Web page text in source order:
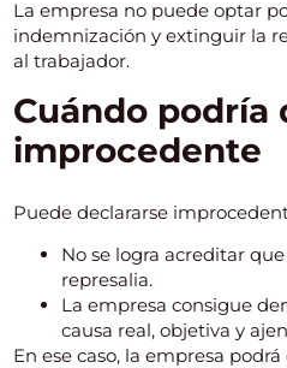
La empresa no puede optar
indemnización y extinguir la
al trabajador.
Cuándo podría
improcedente
Puede declararse
No se logra acreditar
represalia.
La empresa consigue
causa real, objetiva y
En ese caso, la empresa